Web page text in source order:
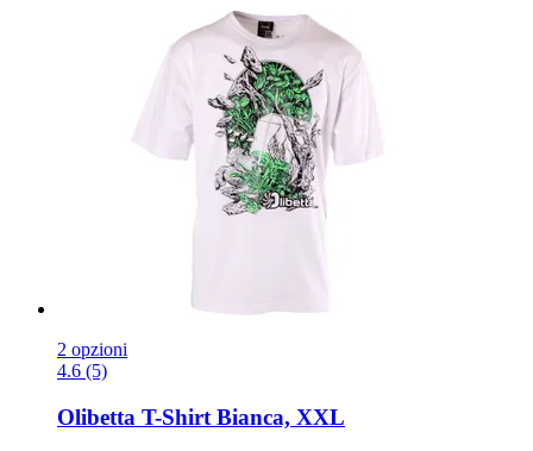
2 opzioni
4.6 (5)
Olibetta T-​Shirt Bianca, XXL